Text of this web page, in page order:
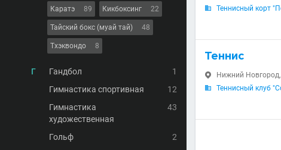
Каратэ 89 Кикбоксинг 22
Тайский бокс (муай тай) 48
Тхэквондо 8
Г Гандбол
1
Гимнастика спортивная
12
Гимнастика
художественная
43
Гольф
2

Теннисный корт
Теннис
 Нижний

Теннисный клуб